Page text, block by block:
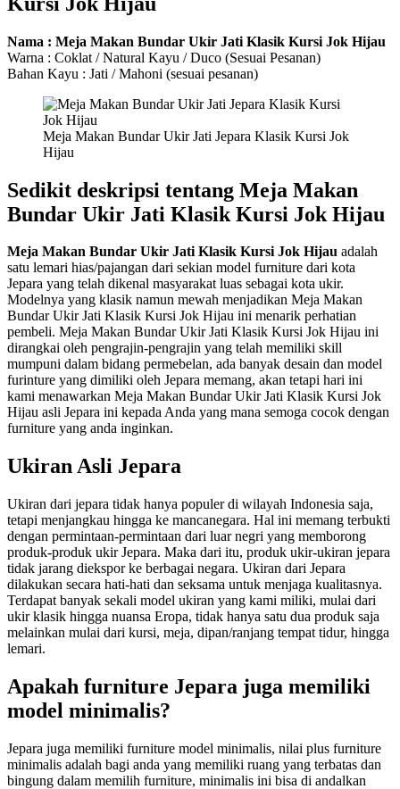
Nama : Meja Makan Bundar Ukir Jati Klasik Kursi Jok Hijau
Warna : Coklat / Natural Kayu / Duco (Sesuai Pesanan)
Bahan Kayu : Jati / Mahoni (sesuai pesanan)
Meja Makan Bundar Ukir Jati Jepara Klasik Kursi Jok
Hijau
Sedikit deskripsi tentang Meja Makan
Bundar Ukir Jati Klasik Kursi Jok Hijau
Meja Makan Bundar Ukir Jati Klasik Kursi Jok Hijau adalah
satu lemari hias/pajangan dari sekian model furniture dari kota
Jepara yang telah dikenal masyarakat luas sebagai kota ukir.
Modelnya yang klasik namun mewah menjadikan Meja Makan
Bundar Ukir Jati Klasik Kursi Jok Hijau ini menarik perhatian
pembeli. Meja Makan Bundar Ukir Jati Klasik Kursi Jok Hijau ini
dirangkai oleh pengrajin-pengrajin yang telah memiliki skill
mumpuni dalam bidang permebelan, ada banyak desain dan model
furinture yang dimiliki oleh Jepara memang, akan tetapi hari ini
kami menawarkan Meja Makan Bundar Ukir Jati Klasik Kursi Jok
Hijau asli Jepara ini kepada Anda yang mana semoga cocok dengan
furniture yang anda inginkan.
Ukiran Asli Jepara
Ukiran dari jepara tidak hanya populer di wilayah Indonesia saja,
tetapi menjangkau hingga ke mancanegara. Hal ini memang terbukti
dengan permintaan-permintaan dari luar negri yang memborong
produk-produk ukir Jepara. Maka dari itu, produk ukir-ukiran jepara
tidak jarang diekspor ke berbagai negara. Ukiran dari Jepara
dilakukan secara hati-hati dan seksama untuk menjaga kualitasnya.
Terdapat banyak sekali model ukiran yang kami miliki, mulai dari
ukir klasik hingga nuansa Eropa, tidak hanya satu dua produk saja
melainkan mulai dari kursi, meja, dipan/ranjang tempat tidur, hingga
lemari.
Apakah furniture Jepara juga memiliki
model minimalis?
Jepara juga memiliki furniture model minimalis, nilai plus furniture
minimalis adalah bagi anda yang memiliki ruang yang terbatas dan
bingung dalam memilih furniture, minimalis ini bisa di andalkan